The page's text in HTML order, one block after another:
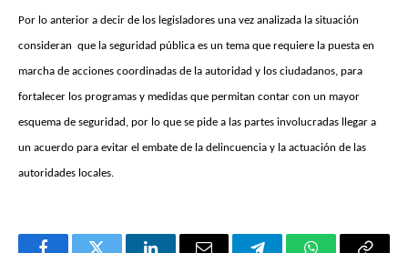
Por lo anterior a decir de los legisladores una vez analizada la situación
consideran que la seguridad pública es un tema que requiere la puesta en
marcha de acciones coordinadas de la autoridad y los ciudadanos, para
fortalecer los programas y medidas que permitan contar con un mayor
esquema de seguridad, por lo que se pide a las partes involucradas llegar a
un acuerdo para evitar el embate de la delincuencia y la actuación de las
autoridades locales.